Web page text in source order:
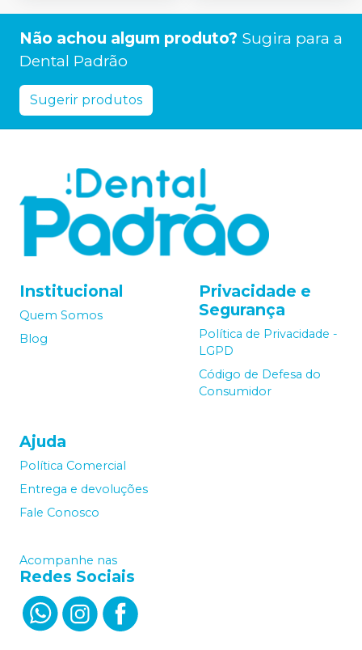
Não achou algum produto? Sugira para a
Dental Padrão
Sugerir produtos
Institucional
Quem Somos
Blog
Privacidade e
Segurança
Política de Privacidade -
LGPD
Código de Defesa do
Consumidor
Ajuda
Política Comercial
Entrega e devoluções
Fale Conosco
Acompanhe nas
Redes Sociais